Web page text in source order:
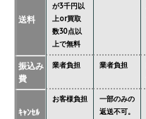
送料
が3千円以
上or買取
数30点以
上で無料
振込み
費
業者負担 業者負担
ｷｬﾝｾﾙ
お客様負担
一部のみの
返送不可。